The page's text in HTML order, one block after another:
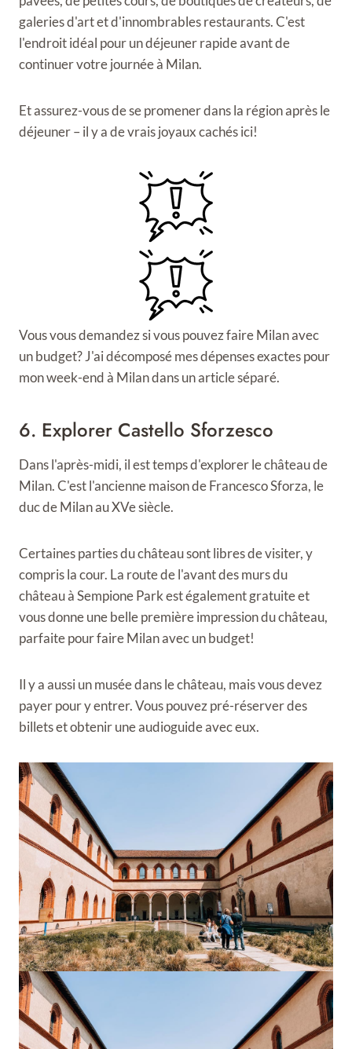
galeries d'art et d'innombrables restaurants. C'est
l'endroit idéal pour un déjeuner rapide avant de
continuer votre journée à Milan.
Et assurez-vous de se promener dans la région après le
déjeuner – il y a de vrais joyaux cachés ici!
Vous vous demandez si vous pouvez faire Milan avec
un budget? J'ai décomposé mes dépenses exactes pour
mon week-end à Milan dans un article séparé.
6. Explorer Castello Sforzesco
Dans l'après-midi, il est temps d'explorer le château de
Milan. C'est l'ancienne maison de Francesco Sforza, le
duc de Milan au XVe siècle.
Certaines parties du château sont libres de visiter, y
compris la cour. La route de l'avant des murs du
château à Sempione Park est également gratuite et
vous donne une belle première impression du château,
parfaite pour faire Milan avec un budget!
Il y a aussi un musée dans le château, mais vous devez
payer pour y entrer. Vous pouvez pré-réserver des
billets et obtenir une audioguide avec eux.